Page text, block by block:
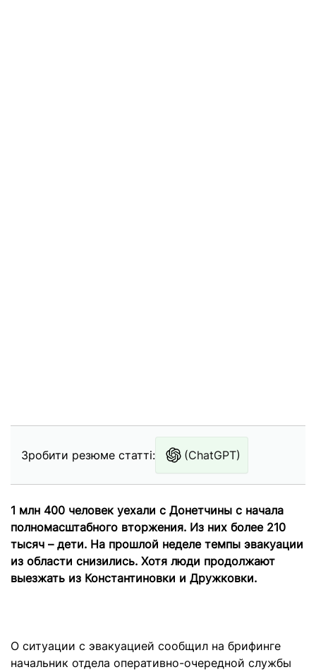
Зробити резюме статті: (ChatGPT)
1 млн 400 человек уехали с Донетчины с начала
полномасштабного вторжения. Из них более 210
тысяч – дети. На прошлой неделе темпы эвакуации
из области снизились. Хотя люди продолжают
выезжать из Константиновки и Дружковки.
О ситуации с эвакуацией сообщил на брифинге
начальник отдела оперативно-очередной службы